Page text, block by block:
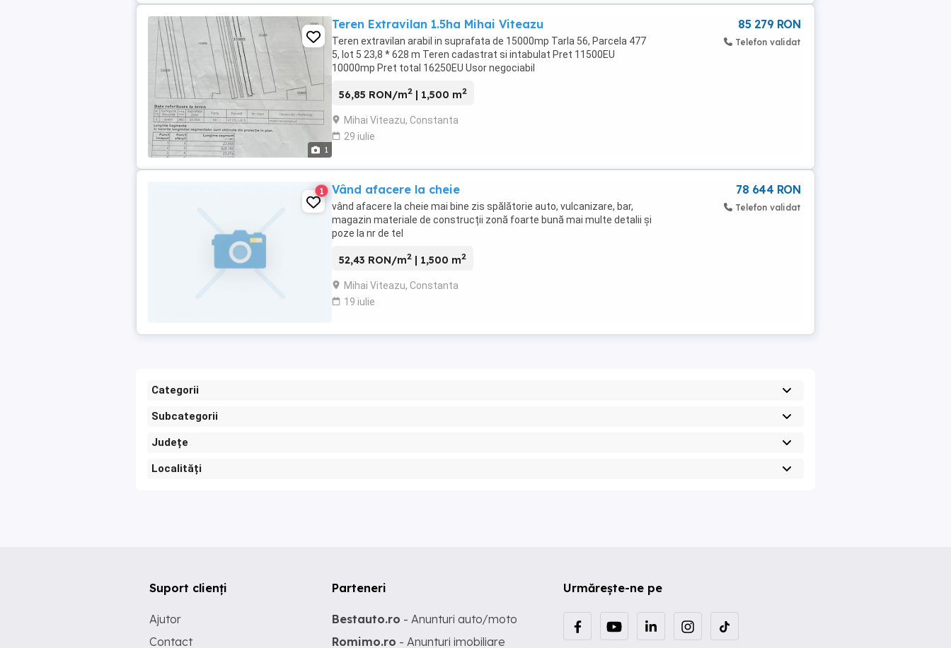
1
Teren Extravilan 1.5ha Mihai Viteazu
Teren extravilan arabil in suprafata de 15000mp Tarla 56, Parcela 477
5, lot 5 23,8 * 628 m Teren cadastrat si intabulat Pret 11500EU
10000mp Pret total 16250EU Usor negociabil
56,85 RON/m2 | 1,500 m2
Mihai Viteazu, Constanta
29 iulie
85 279 RON
Telefon validat
1 Vând afacere la cheie
vând afacere la cheie mai bine zis spălătorie auto, vulcanizare, bar,
magazin materiale de construcții zonă foarte bună mai multe detalii și
poze la nr de tel
52,43 RON/m2 | 1,500 m2
Mihai Viteazu, Constanta
19 iulie
78 644 RON
Telefon validat
Categorii
Subcategorii
Județe
Localități
Urmărește-ne pe
Suport clienți
Ajutor
Contact
Parteneri
Bestauto.ro - Anunturi auto/moto
Romimo.ro - Anunturi imobiliare